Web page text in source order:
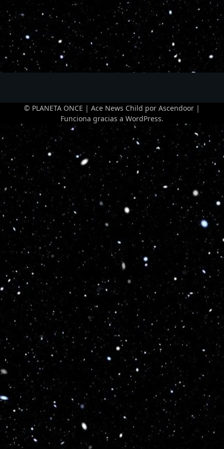
© PLANETA ONCE | Ace News Child por Ascendoor |
Funciona gracias a WordPress.